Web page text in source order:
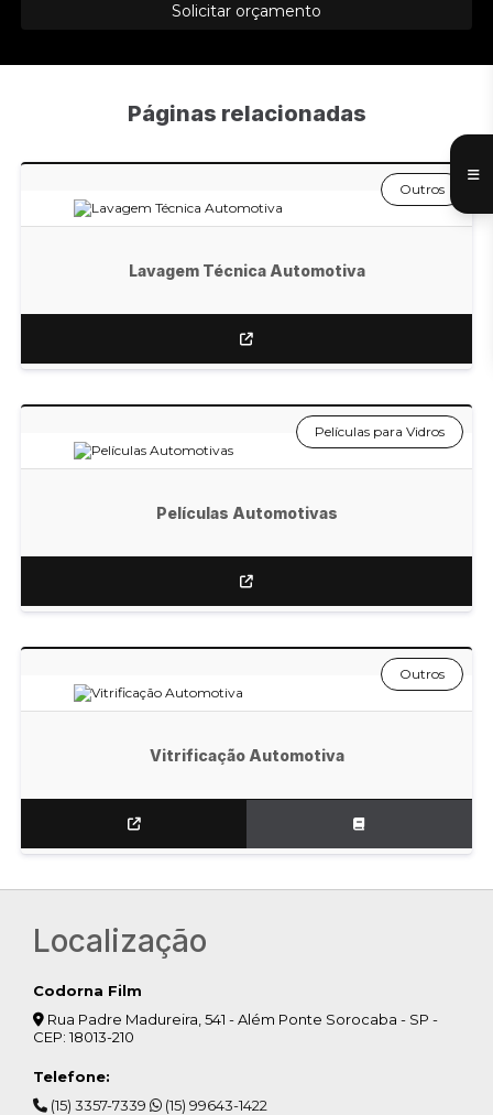
Solicitar orçamento
Páginas relacionadas
Lavagem Técnica Automotiva
Outros
Películas Automotivas
Películas para Vidros
Vitrificação Automotiva
Outros
Localização
Codorna Film
Rua Padre Madureira, 541 - Além Ponte Sorocaba - SP -
CEP: 18013-210
Telefone:
(15) 3357-7339
(15) 99643-1422